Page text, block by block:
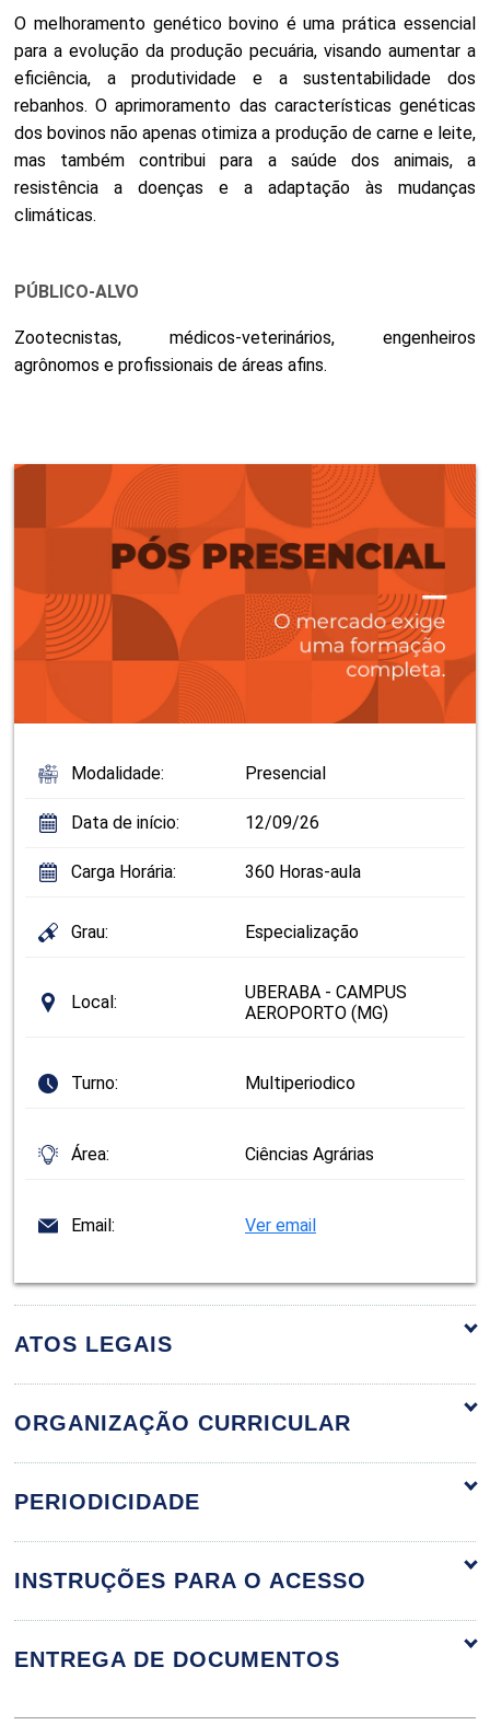
Modalidade: Presencial
Data de início: 12/09/26
Carga Horária: 360 Horas-aula
Grau: Especialização
Local:
UBERABA - CAMPUS
AEROPORTO (MG)
Turno: Multiperiodico
Área: Ciências Agrárias
Email: Ver email
O melhoramento genético bovino é uma prática essencial
para a evolução da produção pecuária, visando aumentar a
eficiência, a produtividade e a sustentabilidade dos
rebanhos. O aprimoramento das características genéticas
dos bovinos não apenas otimiza a produção de carne e leite,
mas também contribui para a saúde dos animais, a
resistência a doenças e a adaptação às mudanças
climáticas.
PÚBLICO-ALVO
Zootecnistas, médicos-veterinários, engenheiros
agrônomos e profissionais de áreas afins.
ATOS LEGAIS
ORGANIZAÇÃO CURRICULAR
PERIODICIDADE
INSTRUÇÕES PARA O ACESSO
ENTREGA DE DOCUMENTOS